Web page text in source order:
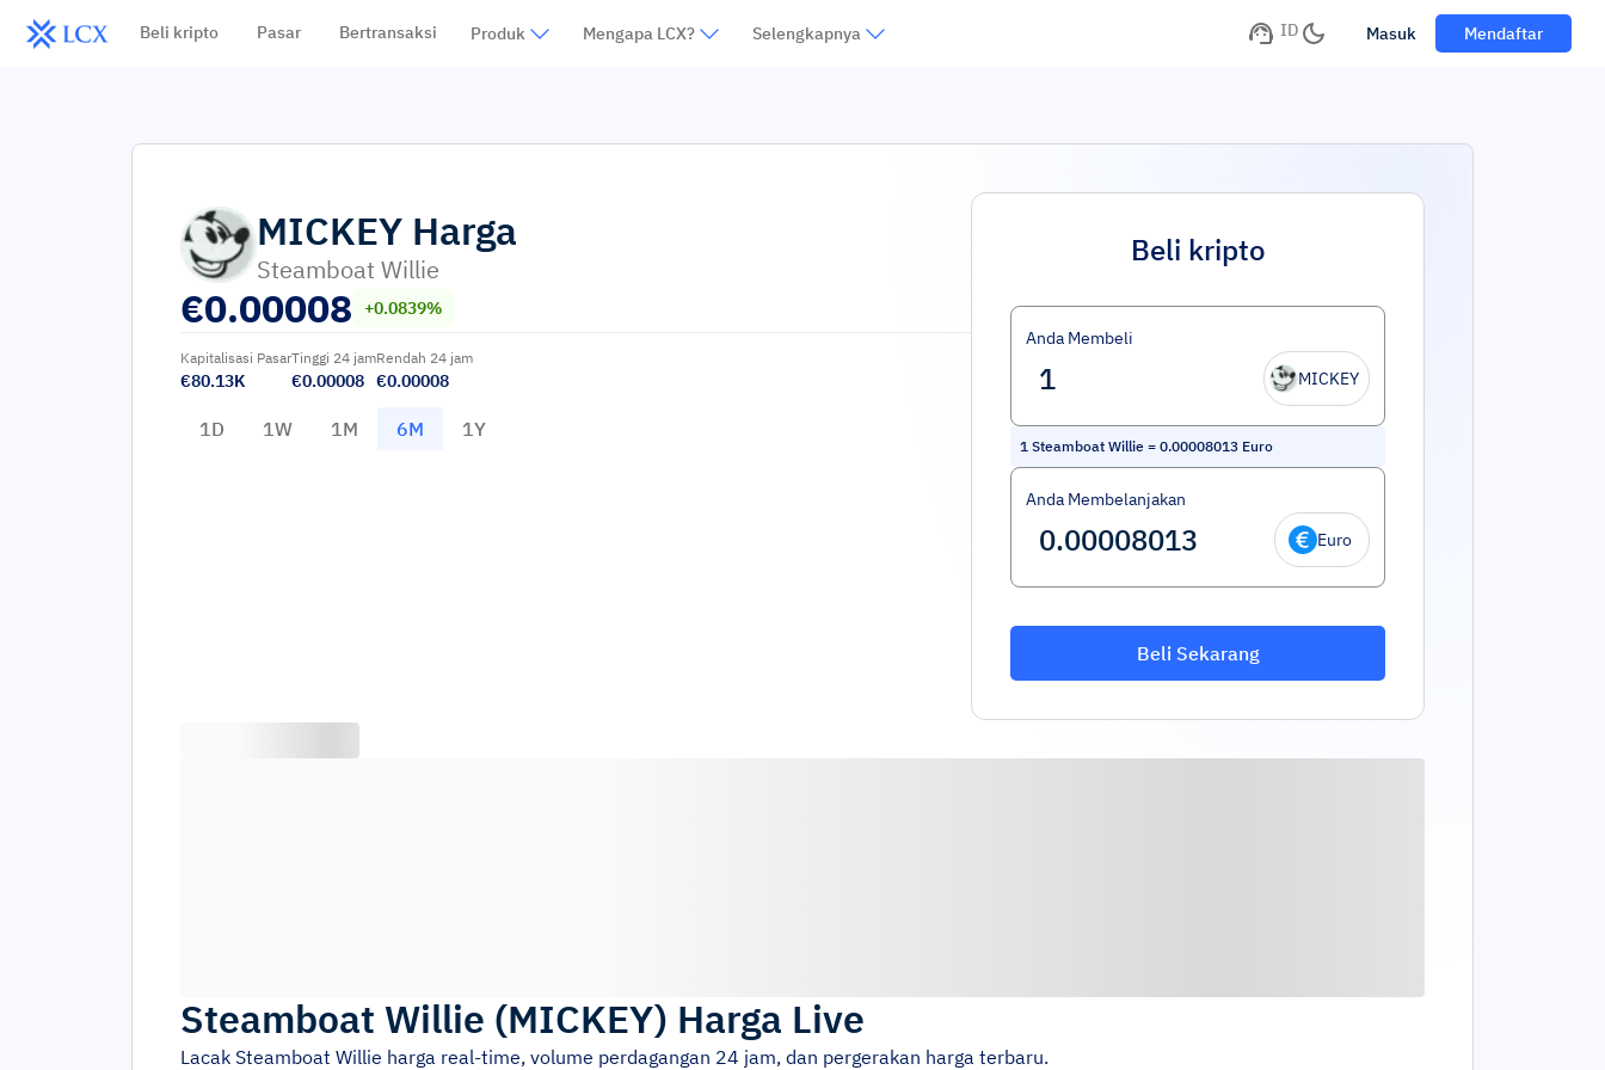
Beli kripto Pasar Bertransaksi Produk Mengapa LCX? Selengkapnya ID Masuk Mendaftar
MICKEY Harga
Steamboat Willie
€0.00008 +0.0839%
Kapitalisasi Pasar
€80.13K
Tinggi 24 jam
€0.00008
Rendah 24 jam
€0.00008
1D 1W 1M 6M 1Y
Beli kripto
Anda Membeli
MICKEY
1 Steamboat Willie = 0.00008013 Euro
Anda Membelanjakan
Euro
Beli Sekarang
Steamboat Willie (MICKEY) Harga Live
Lacak Steamboat Willie harga real-time, volume perdagangan 24 jam, dan pergerakan harga terbaru.